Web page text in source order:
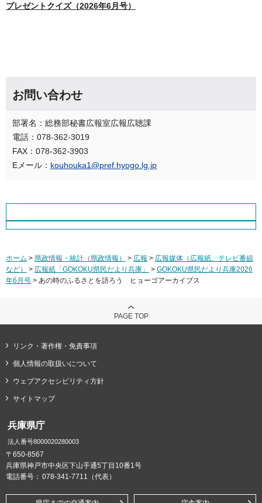
プレゼントクイズ（2026年6月号）
お問い合わせ
部署名：総務部秘書広報室広報広聴課
電話：078-362-3019
FAX：078-362-3903
Eメール： kouhouka1@pref.hyogo.lg.jp
ホーム > 県政情報・統計（県政情報） > 広報 > 広報媒体（広報紙、テレビ番組
など）
> 広報紙「GOKOKU県民だより兵庫」 > GOKOKU県民だより兵庫2026
年6月号 > あの時のふるさとを語ろう ヒョーゴアーカイブス
PAGE TOP
リンク・著作権・免責事項
個人情報の取扱いについて
ウェブアクセシビリティ方針
サイトマップ
兵庫県庁
法人番号8000020280003
〒650-8567
兵庫県神戸市中央区下山手通5丁目10番1号
電話番号： 078-341-7711（代表）